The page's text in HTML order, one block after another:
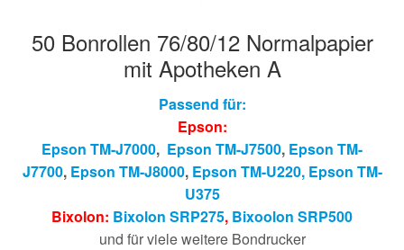
50 Bonrollen 76/80/12 Normalpapier
mit Apotheken A
Passend für:
Epson:
Epson TM-J7000, Epson TM-J7500, Epson TM-
J7700, Epson TM-J8000, Epson TM-U220, Epson TM-
U375
Bixolon: Bixolon SRP275, Bixoolon SRP500
und für viele weitere Bondrucker